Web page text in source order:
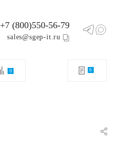
+7 (800)550-56-79
sales@sgep-it.ru
0 0